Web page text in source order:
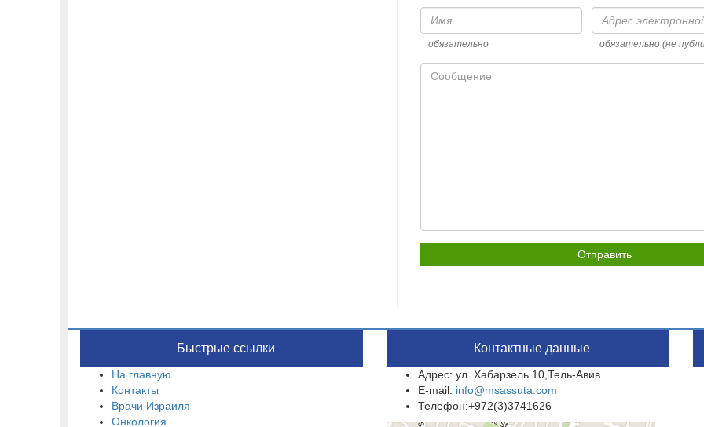
Имя
обязательно
Адрес
электронной
почты
обязательно (не
Сообщение
Быстрые ссылки
На главную
Контакты
Врачи Израиля
Онкология
Контактные данные
Адрес: ул. Хабарзель 10,Тель-Авив
E-mail: info@msassuta.com
Телефон:+972(3)3741626